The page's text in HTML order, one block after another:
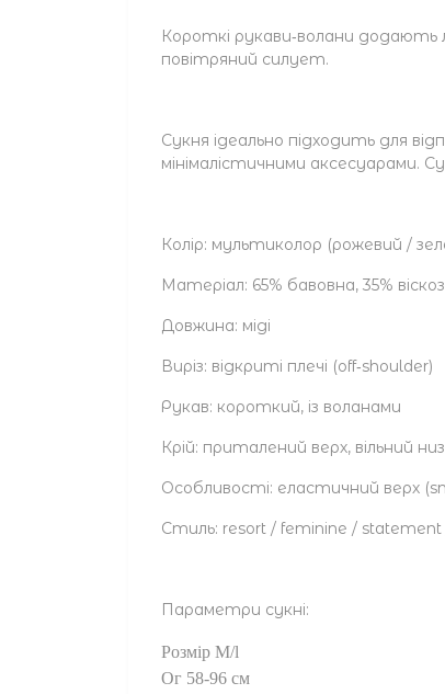
Короткі рукави‑волани додають
повітряний силует.
Сукня ідеально підходить для
мінімалістичними аксесуарами.
Колір: мультиколор (рожевий /
Матеріал: 65% бавовна, 35%
Довжина: міді
Виріз: відкриті плечі (off‑shoulder)
Рукав: короткий, із воланами
Крій: приталений верх, вільний низ
Особливості: еластичний верх
Стиль: resort / feminine /
Параметри сукні:
Розмір М/l
Ог 58-96 см